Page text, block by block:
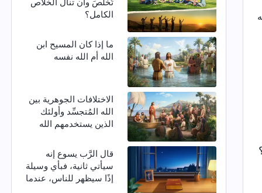
الكامل؟
ما إذا كان المسيح ابن
الله أم الله نفسه
الاختلافات الجوهرية بين
الله المُتجسِّد وأولئك
الذين يستخدمهم الله
قال الرَّب يسوع إنه
سيأتي ثانية، فبأي وسيلة
إذًا سيظهر للناس، عندما